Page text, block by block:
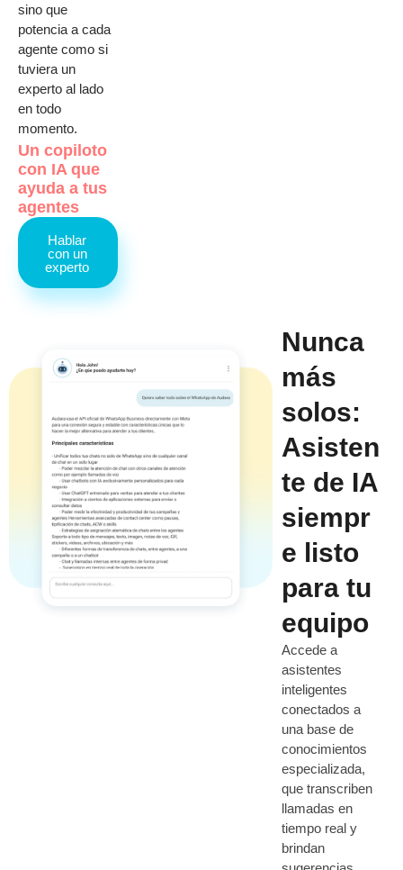
sino que
potencia a cada
agente como si
tuviera un
experto al lado
en todo
momento.
Un copiloto
con IA que
ayuda a tus
agentes
Hablar
con un
experto
Nunca
más
solos:
Asisten
te de IA
siempr
e listo
para tu
equipo
Accede a
asistentes
inteligentes
conectados a
una base de
conocimientos
especializada,
que transcriben
llamadas en
tiempo real y
brindan